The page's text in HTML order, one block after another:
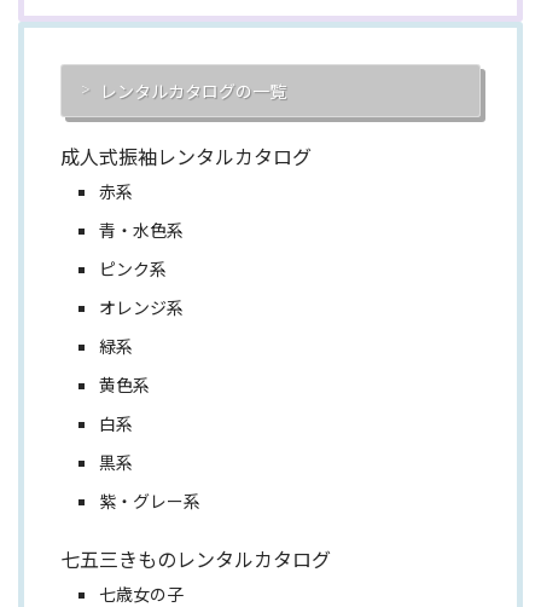
レンタルカタログの一覧
成人式振袖レンタルカタログ
赤系
青・水色系
ピンク系
オレンジ系
緑系
黄色系
白系
黒系
紫・グレー系
七五三きものレンタルカタログ
七歳女の子